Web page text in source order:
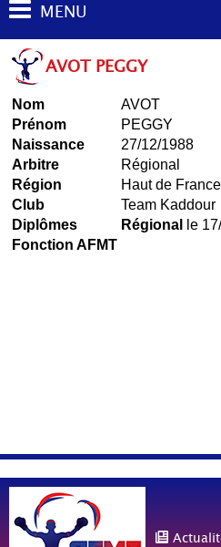
MENU
AVOT PEGGY
Nom
AVOT
Prénom
PEGGY
Naissance
27/12/1988
Arbitre
Régional
Région
Haut de France
Club
Team Kaddour
Diplômes
Régional
le
Fonction AFMT